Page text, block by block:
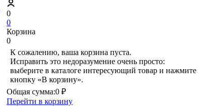
0
0
Корзина
0
К сожалению, ваша корзина пуста.
Исправить это недоразумение очень просто:
выберите в каталоге интересующий товар и нажмите
кнопку «В корзину».
Общая сумма:0 ₽
Перейти в корзину